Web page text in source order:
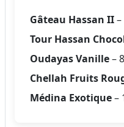
Gâteau Hassan II
Tour Hassan
Oudayas Vanille–
Chellah Fruits
Médina Exotique–